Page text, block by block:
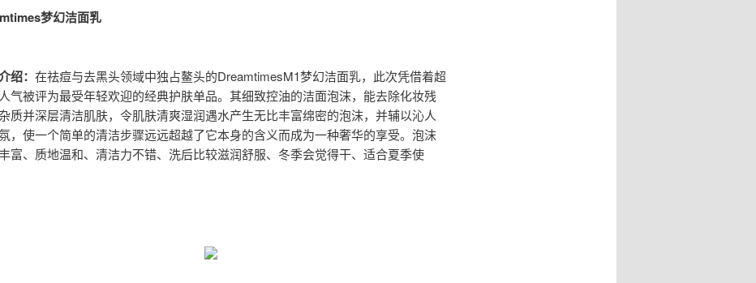
梦幻洁面乳
绍： 在祛痘与去黑头领域中独占鳌头的DreamtimesM1梦幻洁面乳，此次凭借着超
气被评为最受年轻欢迎的经典护肤单品。其细致控油的洁面泡沫，能去除化妆残
质并深层清洁肌肤，令肌肤清爽湿润遇水产生无比丰富绵密的泡沫，并辅以沁人
，使一个简单的清洁步骤远远超越了它本身的含义而成为一种奢华的享受。泡沫
富、质地温和、清洁力不错、洗后比较滋润舒服、冬季会觉得干、适合夏季使